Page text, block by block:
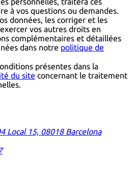
à vos questions ou demandes.
données, les corriger et les
vos autres droits en
complémentaires et détaillées
dans notre politique de
présentes dans la
du site concernant le traitement
Local 15, 08018 Barcelona